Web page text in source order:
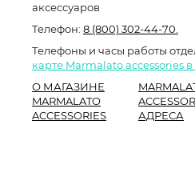
аксессуаров
Телефон: 8 (800) 302-44-70.
Телефоны и часы работы
карте Marmalato accessories
О МАГАЗИНЕ
MARMALATO
ACCESSORIES
АДРЕСА